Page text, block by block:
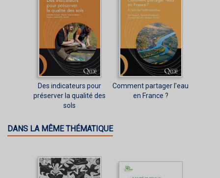
Des indicateurs pour
préserver la qualité des
sols
Comment partager l’eau
en France ?
DANS LA MÊME THÉMATIQUE